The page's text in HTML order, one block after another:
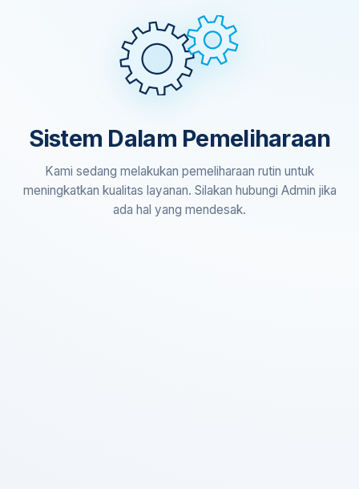
Sistem Dalam Pemeliharaan
Kami sedang melakukan pemeliharaan rutin untuk
meningkatkan kualitas layanan. Silakan hubungi Admin jika
ada hal yang mendesak.